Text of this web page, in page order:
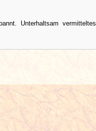
Unterhaltsam vermitteltes